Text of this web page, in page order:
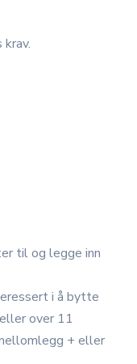
til og legge inn
i å bytte
over 11
+ eller